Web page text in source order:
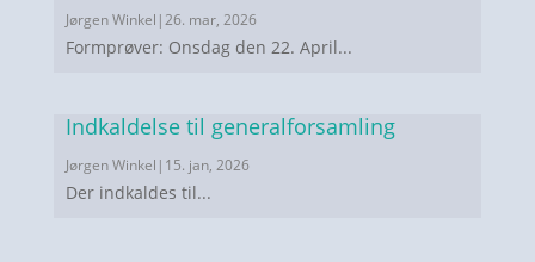
Jørgen Winkel |26. mar, 2026
Formprøver: Onsdag den 22. April...
Indkaldelse til generalforsamling
Jørgen Winkel | 15. jan, 2026
Der indkaldes til...